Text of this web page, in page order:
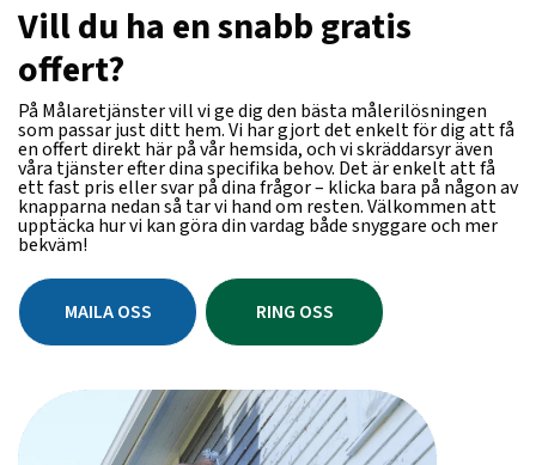
Vill du ha en snabb gratis
offert?
På Målaretjänster vill vi ge dig den bästa målerilösningen
som passar just ditt hem. Vi har gjort det enkelt för dig att få
en offert direkt här på vår hemsida, och vi skräddarsyr även
våra tjänster efter dina specifika behov. Det är enkelt att få
ett fast pris eller svar på dina frågor – klicka bara på någon av
knapparna nedan så tar vi hand om resten. Välkommen att
upptäcka hur vi kan göra din vardag både snyggare och mer
bekväm!
MAILA OSS RING OSS